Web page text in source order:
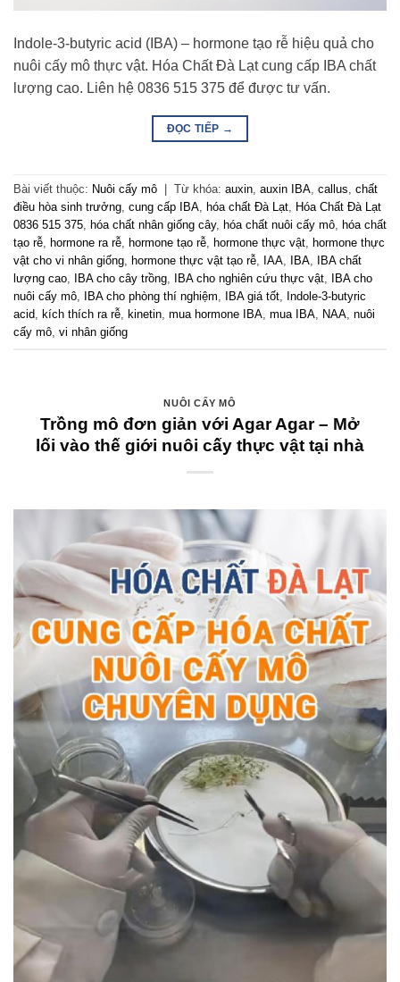
Indole-3-butyric acid (IBA) – hormone tạo rễ hiệu quả cho
nuôi cấy mô thực vật. Hóa Chất Đà Lạt cung cấp IBA chất
lượng cao. Liên hệ 0836 515 375 để được tư vấn.
ĐỌC TIẾP →
Bài viết thuộc: Nuôi cấy mô Từ khóa: auxin, auxin IBA, callus, chất
điều hòa sinh trưởng, cung cấp IBA, hóa chất Đà Lạt, Hóa Chất Đà Lạt
0836 515 375, hóa chất nhân giống cây, hóa chất nuôi cấy mô, hóa chất
tạo rễ, hormone ra rễ, hormone tạo rễ, hormone thực vật, hormone thực
vật cho vi nhân giống, hormone thực vật tạo rễ, IAA, IBA,
IBA chất
lượng cao, IBA cho cây trồng, IBA cho nghiên cứu thực vật,
IBA cho
nuôi cấy mô, IBA cho phòng thí nghiệm, IBA giá tốt, Indole-3-butyric
acid, kích thích ra rễ, kinetin, mua hormone IBA, mua IBA, NAA, nuôi
cấy mô, vi nhân giống
NUÔI CẤY MÔ
Trồng mô đơn giản với Agar Agar – Mở
lối vào thế giới nuôi cấy thực vật tại nhà